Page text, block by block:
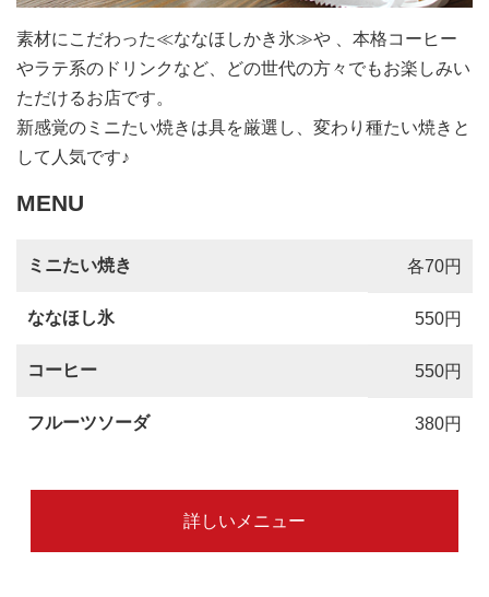
素材にこだわった≪ななほしかき氷≫や 、本格コーヒー
やラテ系のドリンクなど、どの世代の方々でもお楽しみい
ただけるお店です。
新感覚のミニたい焼きは具を厳選し、変わり種たい焼きと
して人気です♪
MENU
ミニたい焼き 各70円
ななほし氷 550円
コーヒー 550円
フルーツソーダ 380円
詳しいメニュー